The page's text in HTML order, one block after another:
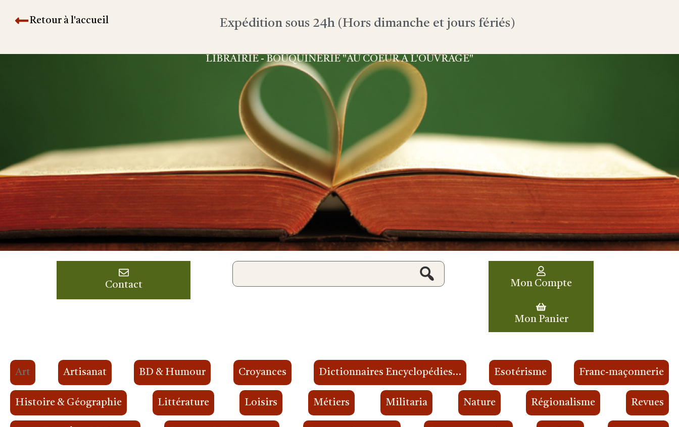
Retour à l'accueil Expédition sous 24h (Hors dimanche et jours fériés)
LIBRAIRIE - BOUQUINERIE "AU COEUR À L'OUVRAGE"
Contact Mon Compte
Mon Panier
Art Artisanat BD & Humour Croyances Dictionnaires Encyclopédies… Esotérisme Franc-maçonnerie
Histoire & Géographie Littérature Loisirs Métiers Militaria Nature Régionalisme Revues